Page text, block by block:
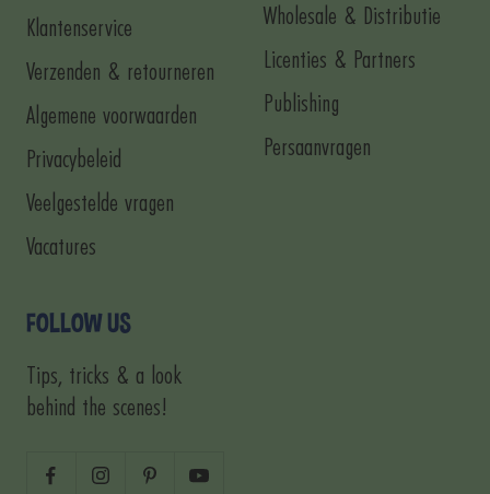
Klantenservice
Verzenden & retourneren
Algemene voorwaarden
Privacybeleid
Veelgestelde vragen
Vacatures
Wholesale & Distributie
Licenties & Partners
Publishing
Persaanvragen
FOLLOW US
Tips, tricks & a look
behind the scenes!